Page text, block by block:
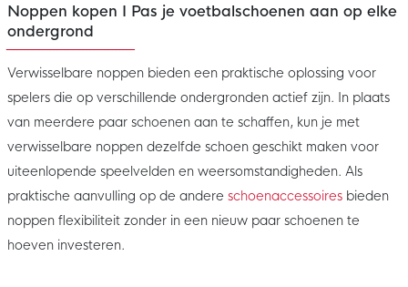
Noppen kopen I Pas je voetbalschoenen aan op elke
ondergrond
Verwisselbare noppen bieden een praktische oplossing voor
spelers die op verschillende ondergronden actief zijn. In plaats
van meerdere paar schoenen aan te schaffen, kun je met
verwisselbare noppen dezelfde schoen geschikt maken voor
uiteenlopende speelvelden en weersomstandigheden. Als
praktische aanvulling op de andere schoenaccessoires bieden
noppen flexibiliteit zonder in een nieuw paar schoenen te
hoeven investeren.